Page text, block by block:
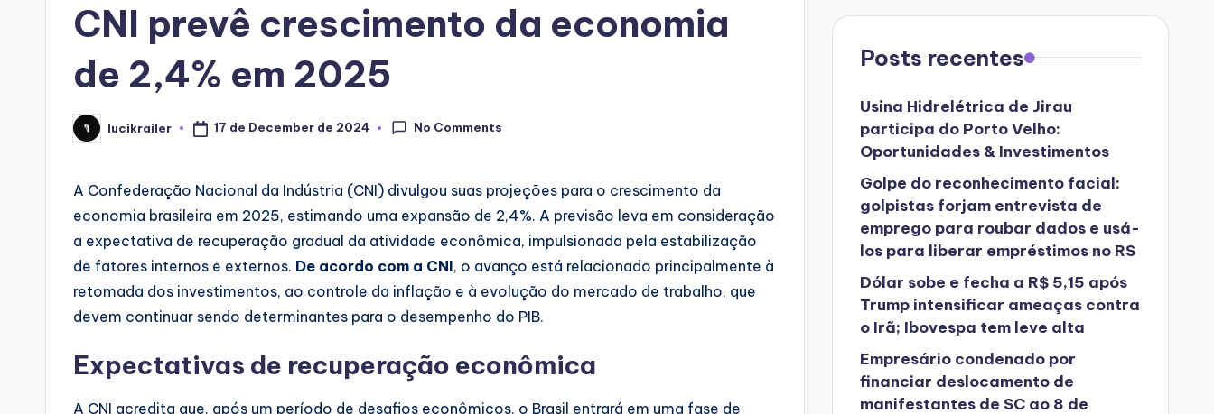
CNI prevê crescimento da economia
de 2,4% em 2025
Posted
by
lucikrailer 17 de December de 2024 No Comments
A Confederação Nacional da Indústria (CNI) divulgou suas projeções para o crescimento da
economia brasileira em 2025, estimando uma expansão de 2,4%. A previsão leva em consideração
a expectativa de recuperação gradual da atividade econômica, impulsionada pela estabilização
de fatores internos e externos. De acordo com a CNI, o avanço está relacionado principalmente à
retomada dos investimentos, ao controle da inflação e à evolução do mercado de trabalho, que
devem continuar sendo determinantes para o desempenho do PIB.
Expectativas de recuperação econômica
A CNI acredita que, após um período de desafios econômicos, o Brasil entrará em uma fase de
Posts recentes
Usina Hidrelétrica de Jirau
participa do Porto Velho:
Oportunidades & Investimentos
Golpe do reconhecimento facial:
golpistas forjam entrevista de
emprego para roubar dados e usá-
los para liberar empréstimos no RS
Dólar sobe e fecha a R$ 5,15 após
Trump intensificar ameaças contra
o Irã; Ibovespa tem leve alta
Empresário condenado por
financiar deslocamento de
manifestantes de SC ao 8 de